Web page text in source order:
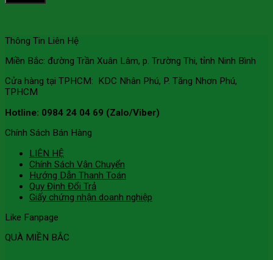
Thông Tin Liên Hệ
Miền Bắc: đường Trần Xuân Lâm, p. Trường Thi, tỉnh Ninh Bình
Cửa hàng tại TPHCM: KDC Nhân Phú, P. Tăng Nhơn Phú,
TPHCM
Hotline: 0984 24 04 69 (Zalo/Viber)
Chính Sách Bán Hàng
LIÊN HỆ
Chính Sách Vận Chuyển
Hướng Dẫn Thanh Toán
Quy Định Đổi Trả
Giấy chứng nhận doanh nghiệp
Like Fanpage
QUÀ MIỀN BẮC